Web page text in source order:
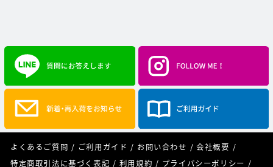
よくあるご質問 ご利用ガイド お問い合わせ
会社概要
特定商取引法に基づく表記
利用規約 プライバシーポリシー